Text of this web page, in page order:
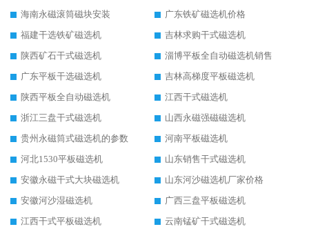
海南永磁滚筒磁块安装
广东铁矿磁选机价格
福建干选铁矿磁选机
吉林求购干式磁选机
陕西矿石干式磁选机
淄博平板全自动磁选机销售
广东平板干选磁选机
吉林高梯度平板磁选机
陕西平板全自动磁选机
江西干式磁选机
浙江三盘干式磁选机
山西永磁强磁磁选机
贵州永磁筒式磁选机的参数
河南平板磁选机
河北1530平板磁选机
山东销售干式磁选机
安徽永磁干式大块磁选机
山东河沙磁选机厂家价格
安徽河沙湿磁选机
广西三盘平板磁选机
江西干式平板磁选机
云南锰矿干式磁选机